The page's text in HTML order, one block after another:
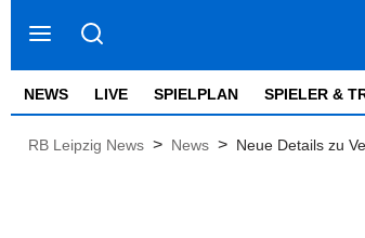
NEWS LIVE SPIELPLAN SPIELER &
RB Leipzig News > News > Neue Details zu